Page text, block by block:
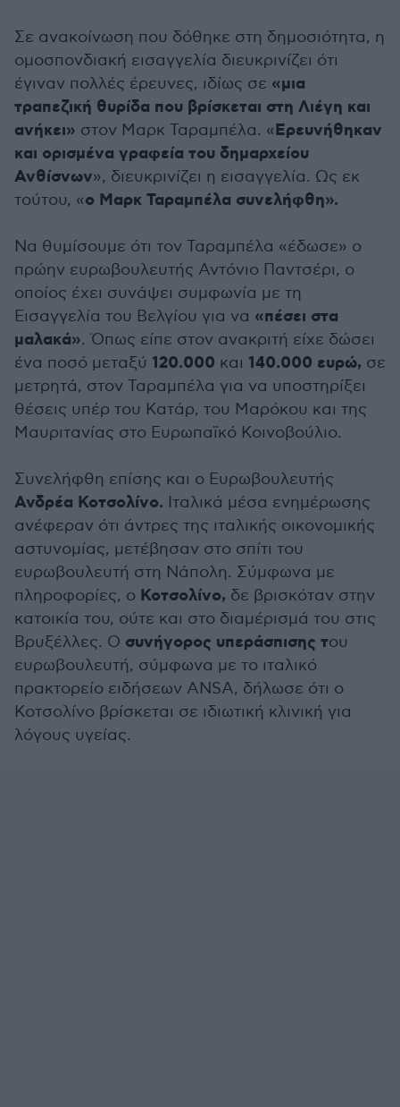
Σε ανακοίνωση που δόθηκε στη δημοσιότητα, η
ομοσπονδιακή εισαγγελία διευκρινίζει ότι
έγιναν πολλές έρευνες, ιδίως σε «μια
τραπεζική θυρίδα που βρίσκεται στη Λιέγη και
ανήκει» στον Μαρκ Ταραμπέλα. «Ερευνήθηκαν
και ορισμένα γραφεία του δημαρχείου
Ανθίσνων», διευκρινίζει η εισαγγελία. Ως εκ
τούτου, «ο Μαρκ Ταραμπέλα συνελήφθη».
Να θυμίσουμε ότι τον Ταραμπέλα «έδωσε» ο
πρώην ευρωβουλευτής Αντόνιο Παντσέρι, ο
οποίος έχει συνάψει συμφωνία με τη
Εισαγγελία του Βελγίου για να «πέσει στα
μαλακά». Όπως είπε στον ανακριτή είχε δώσει
ένα ποσό μεταξύ 120.000 και 140.000 ευρώ, σε
μετρητά, στον Ταραμπέλα για να υποστηρίξει
θέσεις υπέρ του Κατάρ, του Μαρόκου και της
Μαυριτανίας στο Ευρωπαϊκό Κοινοβούλιο.
Συνελήφθη επίσης και ο Ευρωβουλευτής
Ανδρέα Κοτσολίνο. Ιταλικά μέσα ενημέρωσης
ανέφεραν ότι άντρες της ιταλικής οικονομικής
αστυνομίας, μετέβησαν στο σπίτι του
ευρωβουλευτή στη Νάπολη. Σύμφωνα με
πληροφορίες, ο Κοτσολίνο, δε βρισκόταν στην
κατοικία του, ούτε και στο διαμέρισμά του στις
Βρυξέλλες. Ο συνήγορος υπεράσπισης του
ευρωβουλευτή, σύμφωνα με το ιταλικό
πρακτορείο ειδήσεων ANSA, δήλωσε ότι ο
Κοτσολίνο βρίσκεται σε ιδιωτική κλινική για
λόγους υγείας.